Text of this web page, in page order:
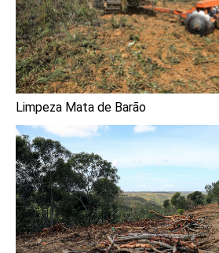
Limpeza Mata de Barão